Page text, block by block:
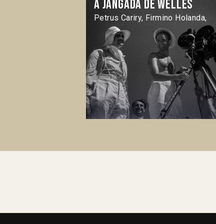
A Jangada de Welles
Petrus Cariry, Firmino Holanda,